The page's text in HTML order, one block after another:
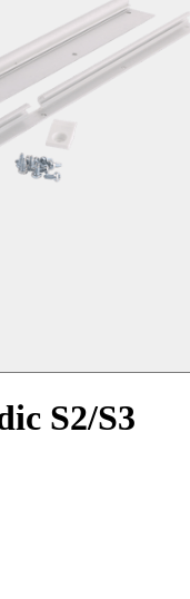
S2/S3